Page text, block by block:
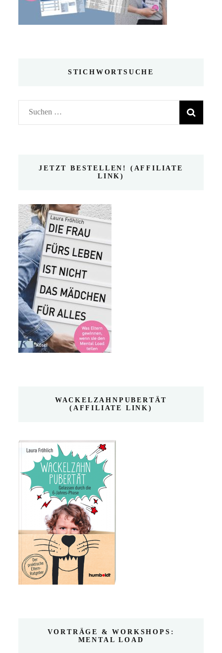
STICHWORTSUCHE
Suchen
nach:
JETZT BESTELLEN! (AFFILIATE
LINK)
WACKELZAHNPUBERTÄT
(AFFILIATE LINK)
VORTRÄGE & WORKSHOPS:
MENTAL LOAD